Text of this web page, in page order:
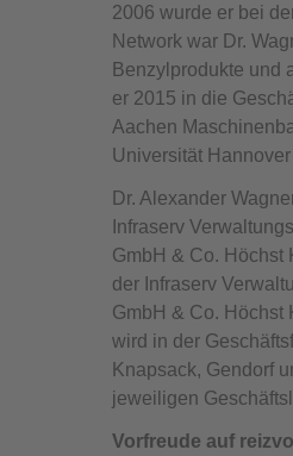
2006 wurde er bei
Network war Dr.
Benzylprodukte und
er 2015 in die
Aachen
Universität
Dr. Alexander
Infraserv
GmbH & Co. Höchst
der Infraserv
GmbH & Co. Höchst
wird in der
Knapsack, Gendorf
jeweiligen
Vorfreude auf